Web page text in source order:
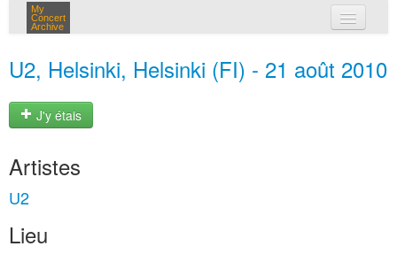
My
Concert
Archive
U2, Helsinki, Helsinki (FI) - 21 août 2010
J'y étais
Artistes
U2
Lieu